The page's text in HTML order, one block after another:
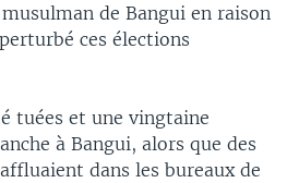
de Bangui en raison
ces élections
tuées et une vingtaine
à Bangui, alors que des
dans les bureaux de